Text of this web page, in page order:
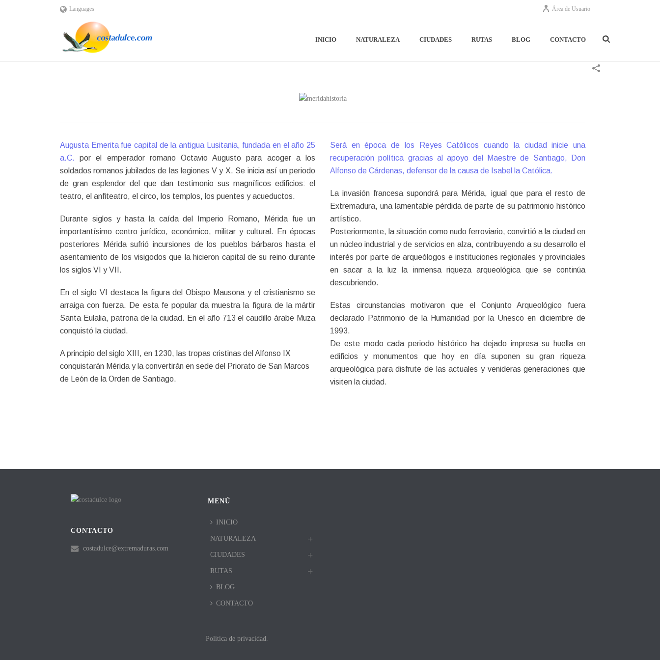
Languages Área de Usuario
INICIO NATURALEZA CIUDADES RUTAS BLOG CONTACTO
Augusta Emerita fue capital de la antigua Lusitania, fundada en el año 25
a.C.por el emperador romano Octavio Augusto para acoger a los
soldados romanos jubilados de las legiones V y X. Se inicia así un periodo
de gran esplendor del que dan testimonio sus magníficos edificios: el
teatro, el anfiteatro, el circo, los templos, los puentes y acueductos.
Durante siglos y hasta la caída del Imperio Romano, Mérida fue un
importantísimo centro jurídico, económico, militar y cultural. En épocas
posteriores Mérida sufrió incursiones de los pueblos bárbaros hasta el
asentamiento de los visigodos que la hicieron capital de su reino durante
los siglos VI y VII.
En el siglo VI destaca la figura del Obispo Mausona y el cristianismo se
arraiga con fuerza. De esta fe popular da muestra la figura de la mártir
Santa Eulalia, patrona de la ciudad. En el año 713 el caudillo árabe Muza
conquistó la ciudad.
A principio del siglo XIII, en 1230, las tropas cristinas del Alfonso IX
conquistarán Mérida y la convertirán en sede del Priorato de San Marcos
de León de la Orden de Santiago.
Será en época de los Reyes Católicos cuando la ciudad inicie una
recuperación política gracias al apoyo del Maestre de Santiago, Don
Alfonso de Cárdenas, defensor de la causa de Isabel la Católica.
La invasión francesa supondrá para Mérida, igual que para el resto de
Extremadura, una lamentable pérdida de parte de su patrimonio histórico
artístico.
Posteriormente, la situación como nudo ferroviario, convirtió a la ciudad en
un núcleo industrial y de servicios en alza, contribuyendo a su desarrollo el
interés por parte de arqueólogos e instituciones regionales y provinciales
en sacar a la luz la inmensa riqueza arqueológica que se continúa
descubriendo.
Estas circunstancias motivaron que el Conjunto Arqueológico fuera
declarado Patrimonio de la Humanidad por la Unesco en diciembre de
1993.
De este modo cada periodo histórico ha dejado impresa su huella en
edificios y monumentos que hoy en día suponen su gran riqueza
arqueológica para disfrute de las actuales y venideras generaciones que
visiten la ciudad.
CONTACTO
costadulce@extremaduras.com
MENÚ
INICIO
NATURALEZA
CIUDADES
RUTAS
BLOG
CONTACTO
Politica de privacidad.